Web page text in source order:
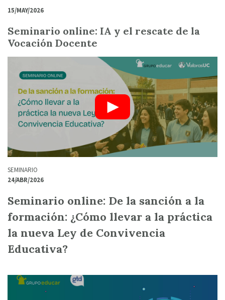
15/MAY/2026
Seminario online: IA y el rescate de la
Vocación Docente
SEMINARIO
24/ABR/2026
Seminario online: De la sanción a la
formación: ¿Cómo llevar a la práctica
la nueva Ley de Convivencia
Educativa?